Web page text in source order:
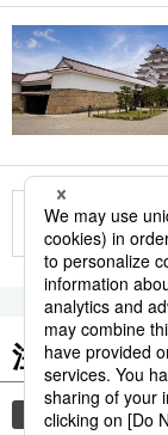
注目のキー
共同通信ニュース